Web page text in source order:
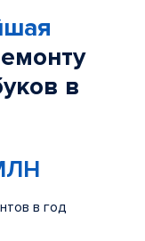
в
в год